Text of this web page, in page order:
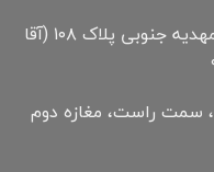
: خیابان جی خیابان مهدیه جنوبی پلاک ۱۰۸ (آقا
: الهیه ۳۷، پاشازاده ۴، سمت راست، مغازه دوم